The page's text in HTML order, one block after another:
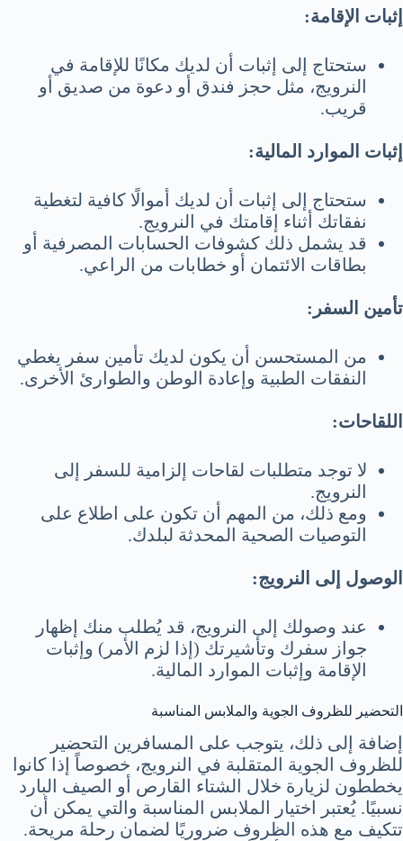
إثبات الإقامة:
ستحتاج إلى إثبات أن لديك مكانًا للإقامة في
النرويج، مثل حجز فندق أو دعوة من صديق أو
قريب.
إثبات الموارد المالية:
ستحتاج إلى إثبات أن لديك أموالًا كافية لتغطية
نفقاتك أثناء إقامتك في النرويج.
قد يشمل ذلك كشوفات الحسابات المصرفية أو
بطاقات الائتمان أو خطابات من الراعي.
تأمين السفر:
من المستحسن أن يكون لديك تأمين سفر يغطي
النفقات الطبية وإعادة الوطن والطوارئ الأخرى.
اللقاحات:
لا توجد متطلبات لقاحات إلزامية للسفر إلى
النرويج.
ومع ذلك، من المهم أن تكون على اطلاع على
التوصيات الصحية المحدثة لبلدك.
الوصول إلى النرويج:
عند وصولك إلى النرويج، قد يُطلب منك إظهار
جواز سفرك وتأشيرتك (إذا لزم الأمر) وإثبات
الإقامة وإثبات الموارد المالية.
التحضير للظروف الجوية والملابس المناسبة
إضافة إلى ذلك، يتوجب على المسافرين التحضير
للظروف الجوية المتقلبة في النرويج، خصوصاً إذا كانوا
يخططون لزيارة خلال الشتاء القارص أو الصيف البارد
نسبيًا. يُعتبر اختيار الملابس المناسبة والتي يمكن أن
تتكيف مع هذه الظروف ضروريًا لضمان رحلة مريحة.